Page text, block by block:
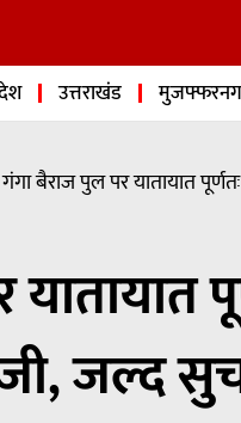
उत्तराखंड
गंगा बैराज पुल पर यातायात
जल्द